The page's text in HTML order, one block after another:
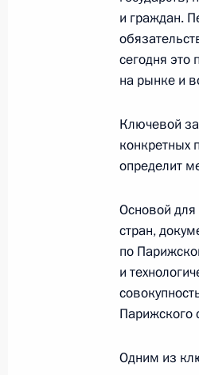
Семинар-
о
24 ноября
23 ноября
Герман
23 ноября
22 ноября
и граждан.
сегодня это
на рынке и
Ключевой
конкретных
определит
Основой
стран,
по
и
Парижского
Одним из